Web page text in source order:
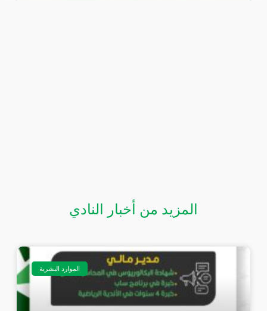
المزيد من أخبار النادي
الموارد البشرية